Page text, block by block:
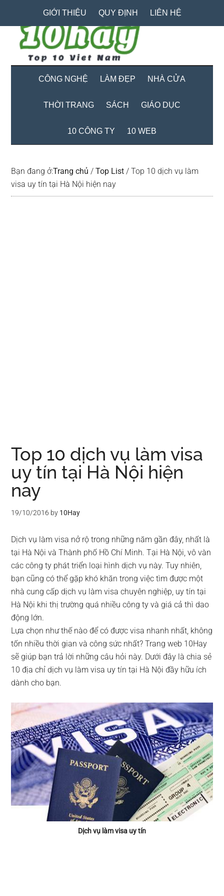
content
secondary
menu
primary
sidebar
GIỚI THIỆU QUY ĐỊNH LIÊN HỆ
CÔNG NGHỆ LÀM ĐẸP NHÀ CỬA
THỜI TRANG SÁCH GIÁO DỤC
10 CÔNG TY 10 WEB
Bạn đang ở:Trang chủ / Top List / Top 10 dịch vụ làm
visa uy tín tại Hà Nội hiện nay
Top 10 dịch vụ làm visa
uy tín tại Hà Nội hiện
nay
19/10/2016 by 10Hay
Dịch vụ làm visa nở rộ trong những năm gần đây, nhất là
tại Hà Nội và Thành phố Hồ Chí Minh. Tại Hà Nội, vô vàn
các công ty phát triển loại hình dịch vụ này. Tuy nhiên,
bạn cũng có thể gặp khó khăn trong việc tìm được một
nhà cung cấp dịch vụ làm visa chuyên nghiệp, uy tín tại
Hà Nội khi thị trường quá nhiều công ty và giá cả thì dao
động lớn.
Lựa chọn như thế nào để có được visa nhanh nhất, không
tốn nhiều thời gian và công sức nhất? Trang web 10Hay
sẽ giúp bạn trả lời những câu hỏi này. Dưới đây là chia sẻ
10 địa chỉ dịch vụ làm visa uy tín tại Hà Nội đầy hữu ích
dành cho bạn.
Dịch vụ làm visa uy tín